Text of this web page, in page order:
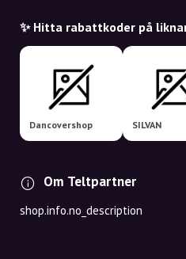
✨ Hitta rabattkoder på
Dancovershop SILVAN
Om Teltpartner
shop.info.no_description